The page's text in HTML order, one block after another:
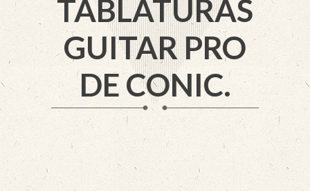
TABLATURAS
GUITAR PRO
DE CONIC.